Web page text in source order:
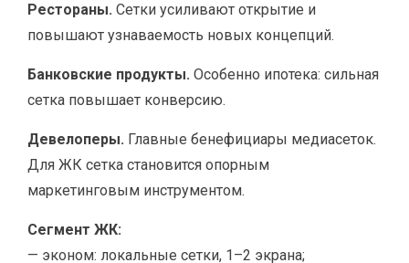
Рестораны. Сетки усиливают открытие и
повышают узнаваемость новых концепций.
Банковские продукты. Особенно ипотека: сильная
сетка повышает конверсию.
Девелоперы. Главные бенефициары медиасеток.
Для ЖК сетка становится опорным
маркетинговым инструментом.
Сегмент ЖК:
— эконом: локальные сетки, 1–2 экрана;